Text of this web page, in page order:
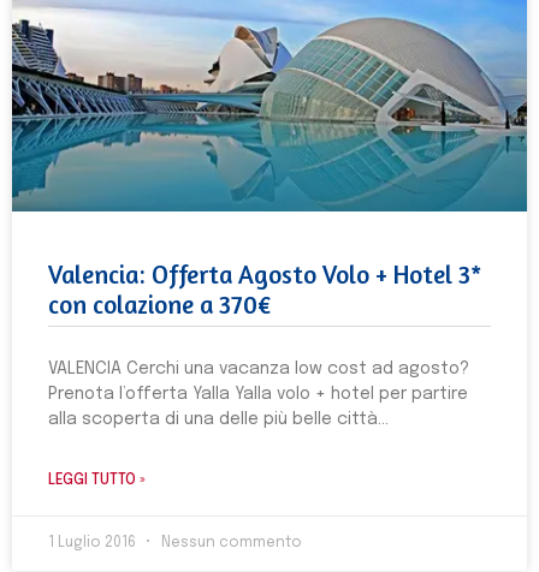
Valencia: Offerta Agosto Volo + Hotel 3*
con colazione a 370€
VALENCIA Cerchi una vacanza low cost ad agosto?
Prenota l’offerta Yalla Yalla volo + hotel per partire
alla scoperta di una delle più belle città
LEGGI TUTTO »
1 Luglio 2016 Nessun commento